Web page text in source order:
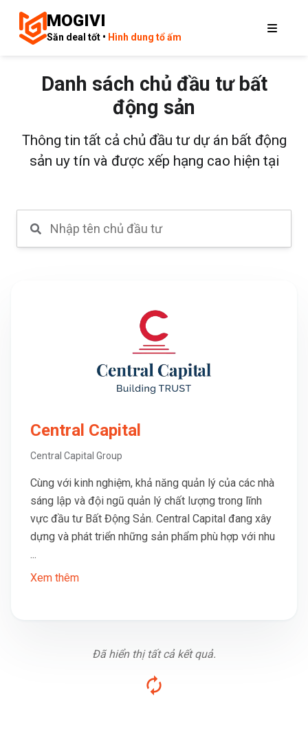
MOGIVI
Săn deal tốt • Hình dung tổ ấm
Danh sách chủ đầu tư bất
động sản
Thông tin tất cả chủ đầu tư dự án bất động
sản uy tín và được xếp hạng cao hiện tại
Central Capital
Central Capital Group
Cùng với kinh nghiệm, khả năng quản lý của các nhà
sáng lập và đội ngũ quản lý chất lượng trong lĩnh
vực đầu tư Bất Động Sản. Central Capital đang xây
dựng và phát triển những sản phẩm phù hợp với nhu
...
Xem thêm
Đã hiển thị tất cả kết quả.